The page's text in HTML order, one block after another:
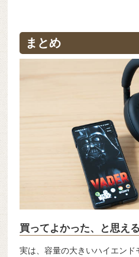
まとめ
買ってよかった、と思え
実は、容量の大きいハイエン